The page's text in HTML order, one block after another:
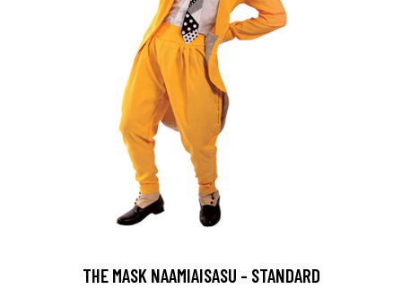
THE MASK NAAMIAISASU - STANDARD